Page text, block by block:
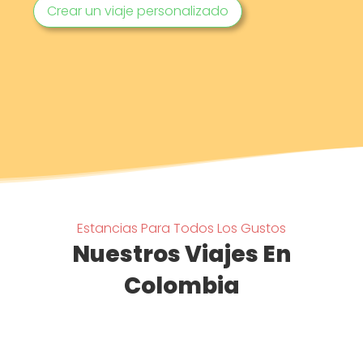
Crear un viaje personalizado
Estancias Para Todos Los Gustos
Nuestros Viajes En
Colombia